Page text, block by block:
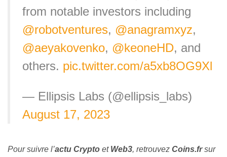
from notable investors including
@robotventures, @anagramxyz,
@aeyakovenko, @keoneHD, and
others. pic.twitter.com/a5xb8OG9Xl
— Ellipsis Labs (@ellipsis_labs)
August 17, 2023
Pour suivre l’actu Crypto et Web3, retrouvez Coins.frsur